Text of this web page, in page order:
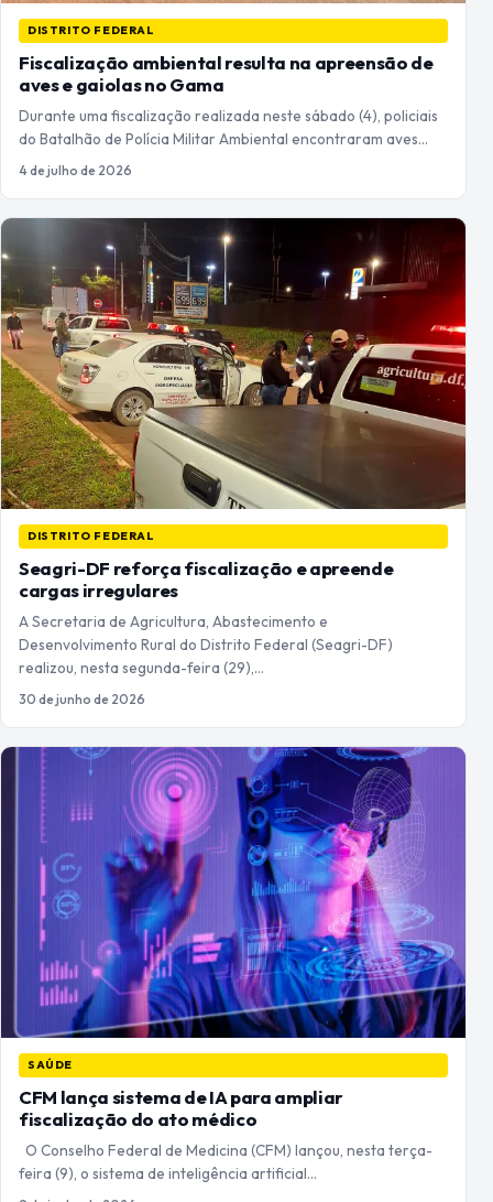
DISTRITO FEDERAL
Fiscalização ambiental resulta na apreensão de
aves e gaiolas no Gama
Durante uma fiscalização realizada neste sábado (4), policiais
do Batalhão de Polícia Militar Ambiental encontraram aves…
4 de julho de 2026
DISTRITO FEDERAL
Seagri-DF reforça fiscalização e apreende
cargas irregulares
A Secretaria de Agricultura, Abastecimento e
Desenvolvimento Rural do Distrito Federal (Seagri-DF)
realizou, nesta segunda-feira (29),…
30 de junho de 2026
SAÚDE
CFM lança sistema de IA para ampliar
fiscalização do ato médico
O Conselho Federal de Medicina (CFM) lançou, nesta terça-
feira (9), o sistema de inteligência artificial…